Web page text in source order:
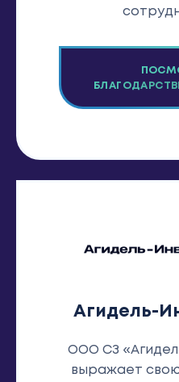
Агидель-
ООО СЗ
выражает